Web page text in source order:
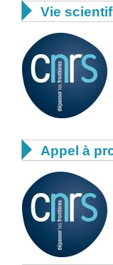
 Vie
 Appel à